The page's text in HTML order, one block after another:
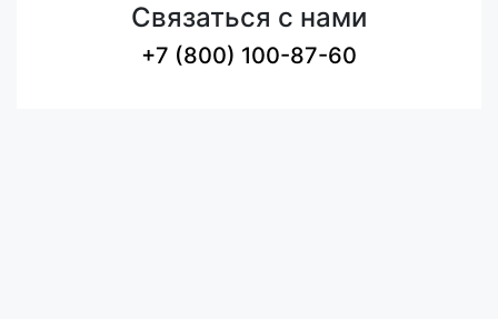
Связаться с нами
+7 (800) 100-87-60